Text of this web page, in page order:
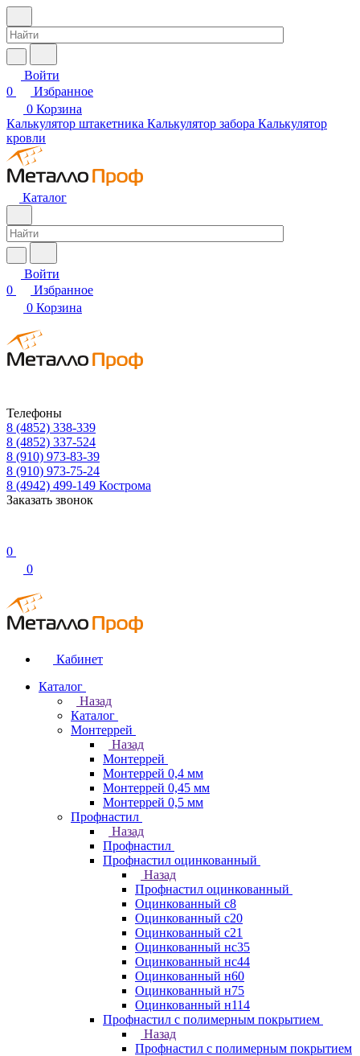
Войти
0
Избранное
0 Корзина
Калькулятор штакетника Калькулятор забора Калькулятор
кровли
Каталог
Войти
0
Избранное
0 Корзина
Телефоны
8 (4852) 338-339
8 (4852) 337-524
8 (910) 973-83-39
8 (910) 973-75-24
8 (4942) 499-149 Кострома
Заказать звонок
0
0
Кабинет
Каталог
Назад
Каталог
Монтеррей
Назад
Монтеррей
Монтеррей 0,4 мм
Монтеррей 0,45 мм
Монтеррей 0,5 мм
Профнастил
Назад
Профнастил
Профнастил оцинкованный
Назад
Профнастил оцинкованный
Оцинкованный с8
Оцинкованный с20
Оцинкованный с21
Оцинкованный нс35
Оцинкованный нс44
Оцинкованный н60
Оцинкованный н75
Оцинкованный н114
Профнастил с полимерным покрытием
Назад
Профнастил с полимерным покрытием